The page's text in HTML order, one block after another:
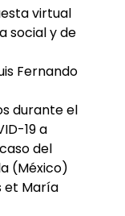
virtual
social y de
Fernando
durante el
19 a
del
(México)
et María